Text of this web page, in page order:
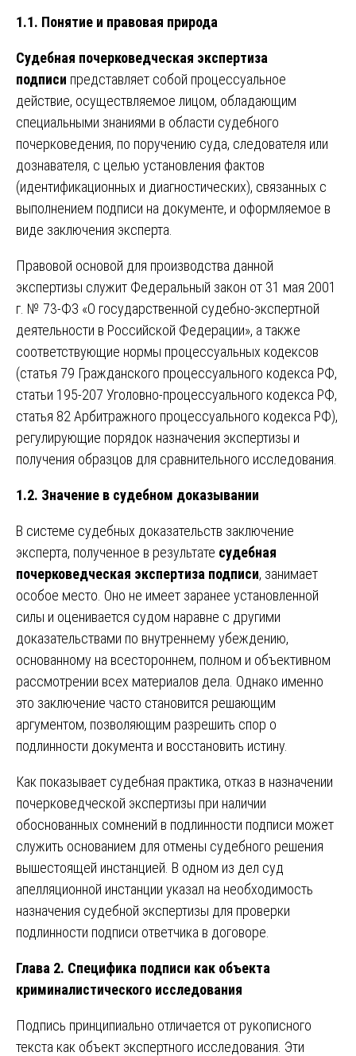
1.1. Понятие и правовая природа
Судебная почерковедческая экспертиза
подписи представляет собой процессуальное
действие, осуществляемое лицом, обладающим
специальными знаниями в области судебного
почерковедения, по поручению суда, следователя или
дознавателя, с целью установления фактов
(идентификационных и диагностических), связанных с
выполнением подписи на документе, и оформляемое в
виде заключения эксперта.
Правовой основой для производства данной
экспертизы служит Федеральный закон от 31 мая 2001
г. № 73-ФЗ «О государственной судебно-экспертной
деятельности в Российской Федерации», а также
соответствующие нормы процессуальных кодексов
(статья 79 Гражданского процессуального кодекса РФ,
статьи 195-207 Уголовно-процессуального кодекса РФ,
статья 82 Арбитражного процессуального кодекса РФ),
регулирующие порядок назначения экспертизы и
получения образцов для сравнительного исследования.
1.2. Значение в судебном доказывании
В системе судебных доказательств заключение
эксперта, полученное в результате судебная
почерковедческая экспертиза подписи, занимает
особое место. Оно не имеет заранее установленной
силы и оценивается судом наравне с другими
доказательствами по внутреннему убеждению,
основанному на всестороннем, полном и объективном
рассмотрении всех материалов дела. Однако именно
это заключение часто становится решающим
аргументом, позволяющим разрешить спор о
подлинности документа и восстановить истину.
Как показывает судебная практика, отказ в назначении
почерковедческой экспертизы при наличии
обоснованных сомнений в подлинности подписи может
служить основанием для отмены судебного решения
вышестоящей инстанцией. В одном из дел суд
апелляционной инстанции указал на необходимость
назначения судебной экспертизы для проверки
подлинности подписи ответчика в договоре.
Глава 2. Специфика подписи как объекта
криминалистического исследования
Подпись принципиально отличается от рукописного
текста как объект экспертного исследования. Эти